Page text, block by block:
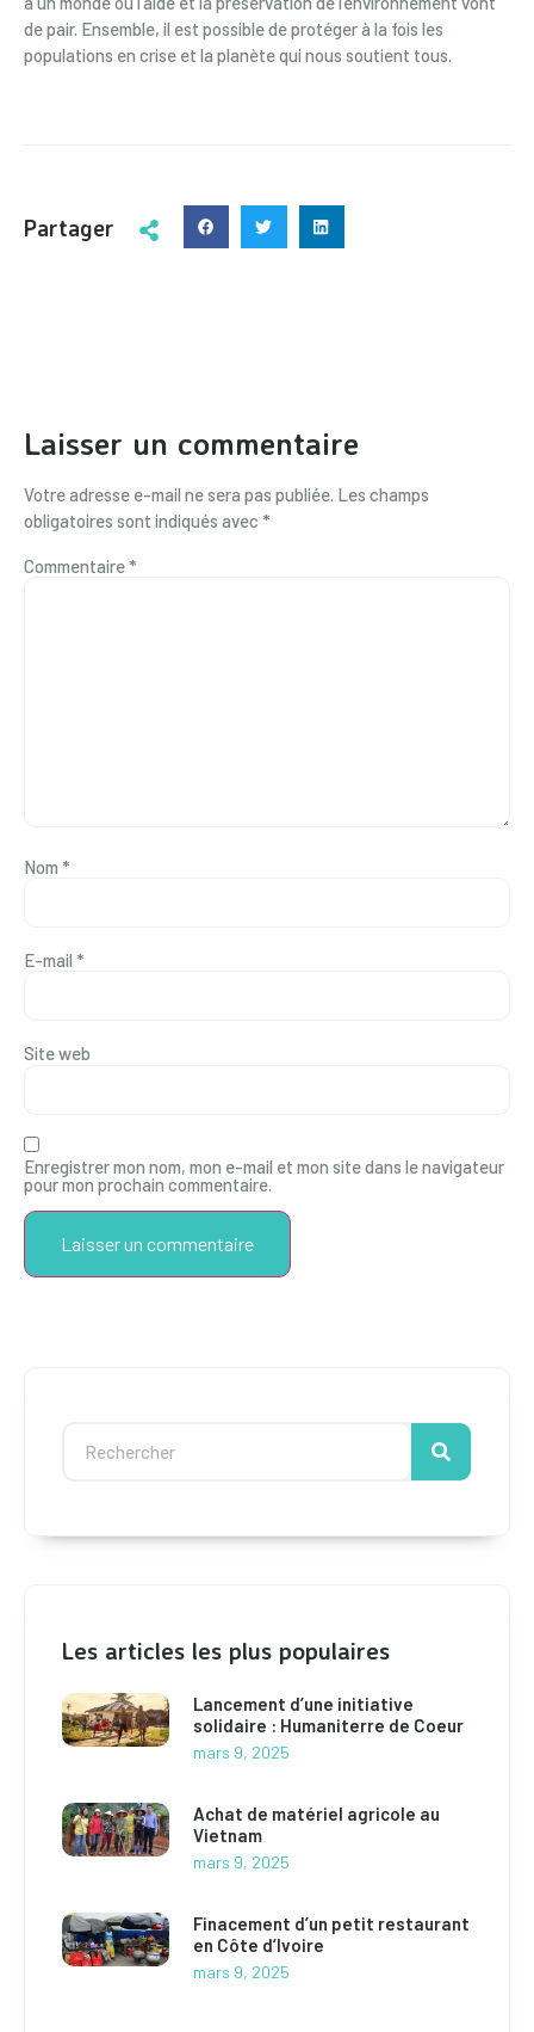
de pair. Ensemble, il est possible de protéger à la fois les
populations en crise et la planète qui nous soutient tous.
Partager
Laisser un commentaire
Votre adresse e-mail ne sera pas publiée. Les champs
obligatoires sont indiqués avec *
Commentaire*
Nom *
E-mail *
Site web
Enregistrer mon nom, mon e-mail et mon site dans le navigateur
pour mon prochain commentaire.
Les articles les plus populaires
Lancement d’une initiative
solidaire : Humaniterre de Coeur
mars 9, 2025
Achat de matériel agricole au
Vietnam
mars 9, 2025
Finacement d’un petit restaurant
en Côte d’Ivoire
mars 9, 2025